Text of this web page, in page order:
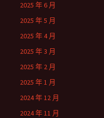
2025 年 6 月
2025 年 5 月
2025 年 4 月
2025 年 3 月
2025 年 2 月
2025 年 1 月
2024 年 12 月
2024 年 11 月